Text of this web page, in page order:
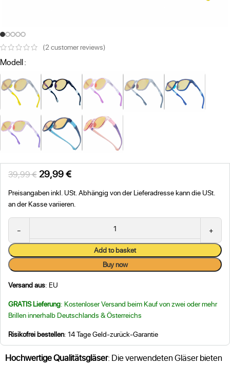
(2customer reviews)
Modell
Alternative:
39,99€ 29,99€
Preisangaben inkl. USt. Abhängig von der Lieferadresse kann die USt.
an der Kasse variieren.
Add to basket
Buy now
Versand aus: EU
GRATIS Lieferung: Kostenloser Versand beim Kauf von zwei oder mehr
Brillen innerhalb Deutschlands & Österreichs
Risikofrei bestellen: 14 Tage Geld-zurück-Garantie
Hochwertige Qualitätsgläser: Die verwendeten Gläser bieten